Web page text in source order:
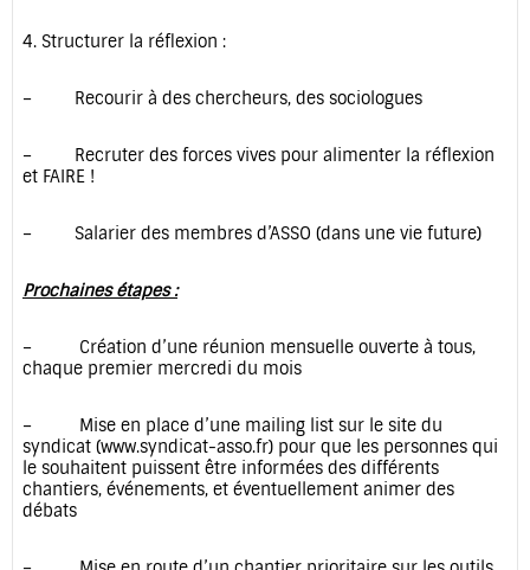
4. Structurer la réflexion :
– Recourir à des chercheurs, des sociologues
– Recruter des forces vives pour alimenter la réflexion
et FAIRE !
– Salarier des membres d’ASSO (dans une vie future)
Prochaines étapes :
– Création d’une réunion mensuelle ouverte à tous,
chaque premier mercredi du mois
– Mise en place d’une mailing list sur le site du
syndicat (www.syndicat-asso.fr) pour que les personnes qui
le souhaitent puissent être informées des différents
chantiers, événements, et éventuellement animer des
débats